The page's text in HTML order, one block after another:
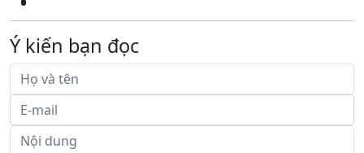
Ý kiến bạn đọc